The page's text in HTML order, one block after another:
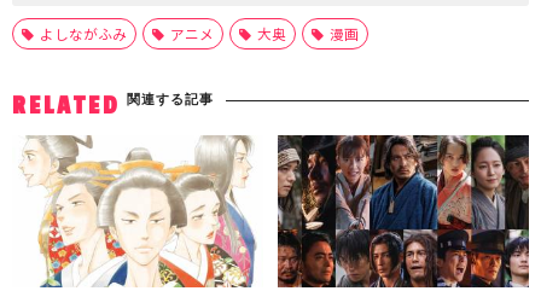
よしながふみ アニメ 大奥 漫画
RELATED 関連する記事